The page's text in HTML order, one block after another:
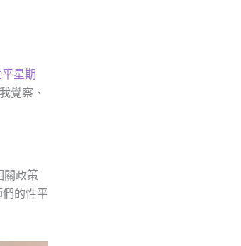
星期
覺察、
關政策
的性平